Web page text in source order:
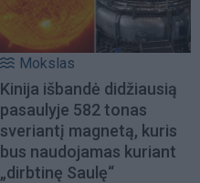
Mokslas
Kinija išbandė didžiausią
pasaulyje 582 tonas
sveriantį magnetą, kuris
bus naudojamas kuriant
„dirbtinę Saulę“